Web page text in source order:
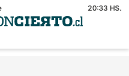
20:33 HS.